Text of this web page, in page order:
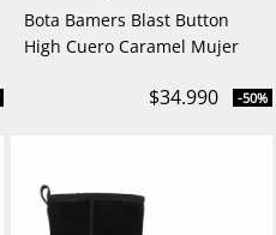
Bota Bamers Blast Button
High Cuero Caramel Mujer
$34.990 -50%